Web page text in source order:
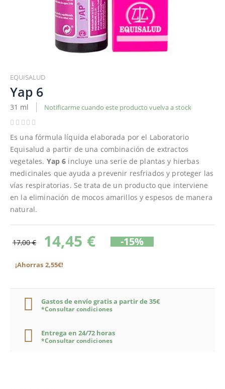
al
comienzo
de
la
galería
imágenes
EQUISALUD
Yap 6
31 ml Notificarme cuando este producto vuelva a stock
Es una fórmula líquida elaborada por el Laboratorio
Equisalud a partir de una combinación de extractos
vegetales. Yap 6 incluye una serie de plantas y hierbas
medicinales que ayuda a prevenir resfriados y proteger las
vías respiratorias. Se trata de un producto que interviene
en la eliminación de mocos amarillos y espesos de manera
natural.
17,00 € 14,45 € -15%
¡Ahorras 2,55€!
Gastos de envío gratis a partir de 35€
*Consultar condiciones
Entrega en 24/72 horas
*Consultar condiciones